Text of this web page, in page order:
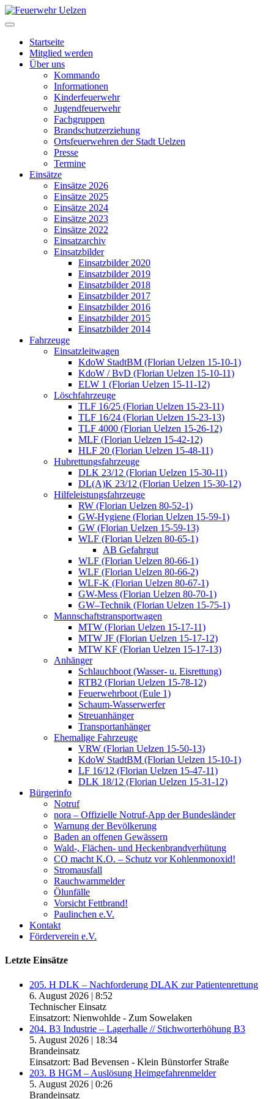
Startseite
Mitglied werden
Über uns
Kommando
Informationen
Kinderfeuerwehr
Jugendfeuerwehr
Fachgruppen
Brandschutzerziehung
Ortsfeuerwehren der Stadt Uelzen
Presse
Termine
Einsätze
Einsätze 2026
Einsätze 2025
Einsätze 2024
Einsätze 2023
Einsätze 2022
Einsatzarchiv
Einsatzbilder
Einsatzbilder 2020
Einsatzbilder 2019
Einsatzbilder 2018
Einsatzbilder 2017
Einsatzbilder 2016
Einsatzbilder 2015
Einsatzbilder 2014
Fahrzeuge
Einsatzleitwagen
KdoW StadtBM (Florian Uelzen 15-10-1)
KdoW / BvD (Florian Uelzen 15-10-11)
ELW 1 (Florian Uelzen 15-11-12)
Löschfahrzeuge
TLF 16/25 (Florian Uelzen 15-23-11)
TLF 16/24 (Florian Uelzen 15-23-13)
TLF 4000 (Florian Uelzen 15-26-12)
MLF (Florian Uelzen 15-42-12)
HLF 20 (Florian Uelzen 15-48-11)
Hubrettungsfahrzeuge
DLK 23/12 (Florian Uelzen 15-30-11)
DL(A)K 23/12 (Florian Uelzen 15-30-12)
Hilfeleistungsfahrzeuge
RW (Florian Uelzen 80-52-1)
GW-Hygiene (Florian Uelzen 15-59-1)
GW (Florian Uelzen 15-59-13)
WLF (Florian Uelzen 80-65-1)
AB Gefahrgut
WLF (Florian Uelzen 80-66-1)
WLF (Florian Uelzen 80-66-2)
WLF-K (Florian Uelzen 80-67-1)
GW-Mess (Florian Uelzen 80-70-1)
GW–Technik (Florian Uelzen 15-75-1)
Mannschaftstransportwagen
MTW (Florian Uelzen 15-17-11)
MTW JF (Florian Uelzen 15-17-12)
MTW KF (Florian Uelzen 15-17-13)
Anhänger
Schlauchboot (Wasser- u. Eisrettung)
RTB2 (Florian Uelzen 15-78-12)
Feuerwehrboot (Eule 1)
Schaum-Wasserwerfer
Streuanhänger
Transportanhänger
Ehemalige Fahrzeuge
VRW (Florian Uelzen 15-50-13)
KdoW StadtBM (Florian Uelzen 15-10-1)
LF 16/12 (Florian Uelzen 15-47-11)
DLK 18/12 (Florian Uelzen 15-31-12)
Bürgerinfo
Notruf
nora – Offizielle Notruf-App der Bundesländer
Warnung der Bevölkerung
Baden an offenen Gewässern
Wald-, Flächen- und Heckenbrandverhütung
CO macht K.O. – Schutz vor Kohlenmonoxid!
Stromausfall
Rauchwarnmelder
Ölunfälle
Vorsicht Fettbrand!
Paulinchen e.V.
Kontakt
Förderverein e.V.
Letzte Einsätze
205. H DLK – Nachforderung DLAK zur Patientenrettung
6. August 2026 | 8:52
Technischer Einsatz
Einsatzort: Nienwohlde - Zum Sowelaken
204. B3 Industrie – Lagerhalle // Stichworterhöhung B3
5. August 2026 | 18:34
Brandeinsatz
Einsatzort: Bad Bevensen - Klein Bünstorfer Straße
203. B HGM – Auslösung Heimgefahrenmelder
5. August 2026 | 0:26
Brandeinsatz